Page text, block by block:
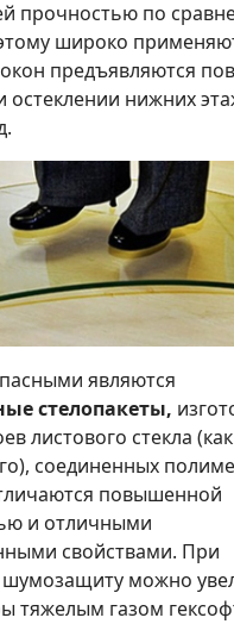
прочностью по
широко
окон предъявляются
остеклении нижних
являются
стелопакеты,
листового стекла
соединенных
повышенной
и отличными
свойствами. При
можно
тяжелым газом